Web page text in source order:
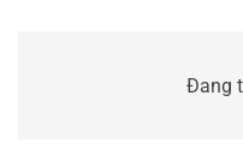
Đang